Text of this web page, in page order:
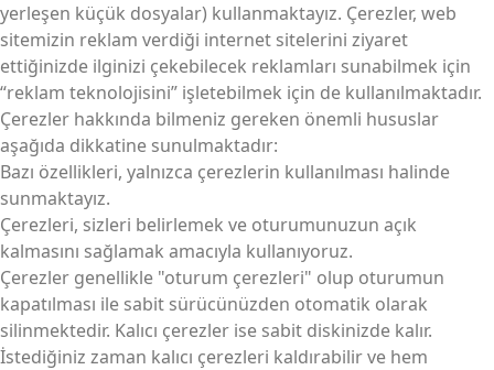
yerleşen küçük dosyalar) kullanmaktayız. Çerezler, web
sitemizin reklam verdiği internet sitelerini ziyaret
ettiğinizde ilginizi çekebilecek reklamları sunabilmek için
“reklam teknolojisini” işletebilmek için de kullanılmaktadır.
Çerezler hakkında bilmeniz gereken önemli hususlar
aşağıda dikkatine sunulmaktadır:
Bazı özellikleri, yalnızca çerezlerin kullanılması halinde
sunmaktayız.
Çerezleri, sizleri belirlemek ve oturumunuzun açık
kalmasını sağlamak amacıyla kullanıyoruz.
Çerezler genellikle "oturum çerezleri" olup oturumun
kapatılması ile sabit sürücünüzden otomatik olarak
silinmektedir. Kalıcı çerezler ise sabit diskinizde kalır.
İstediğiniz zaman kalıcı çerezleri kaldırabilir ve hem